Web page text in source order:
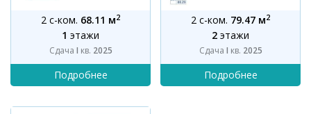
2 с-ком. 68.11 м2
1 этажи
Сдача I кв. 2025
2 с-ком. 79.47 м2
2 этажи
Сдача I кв. 2025